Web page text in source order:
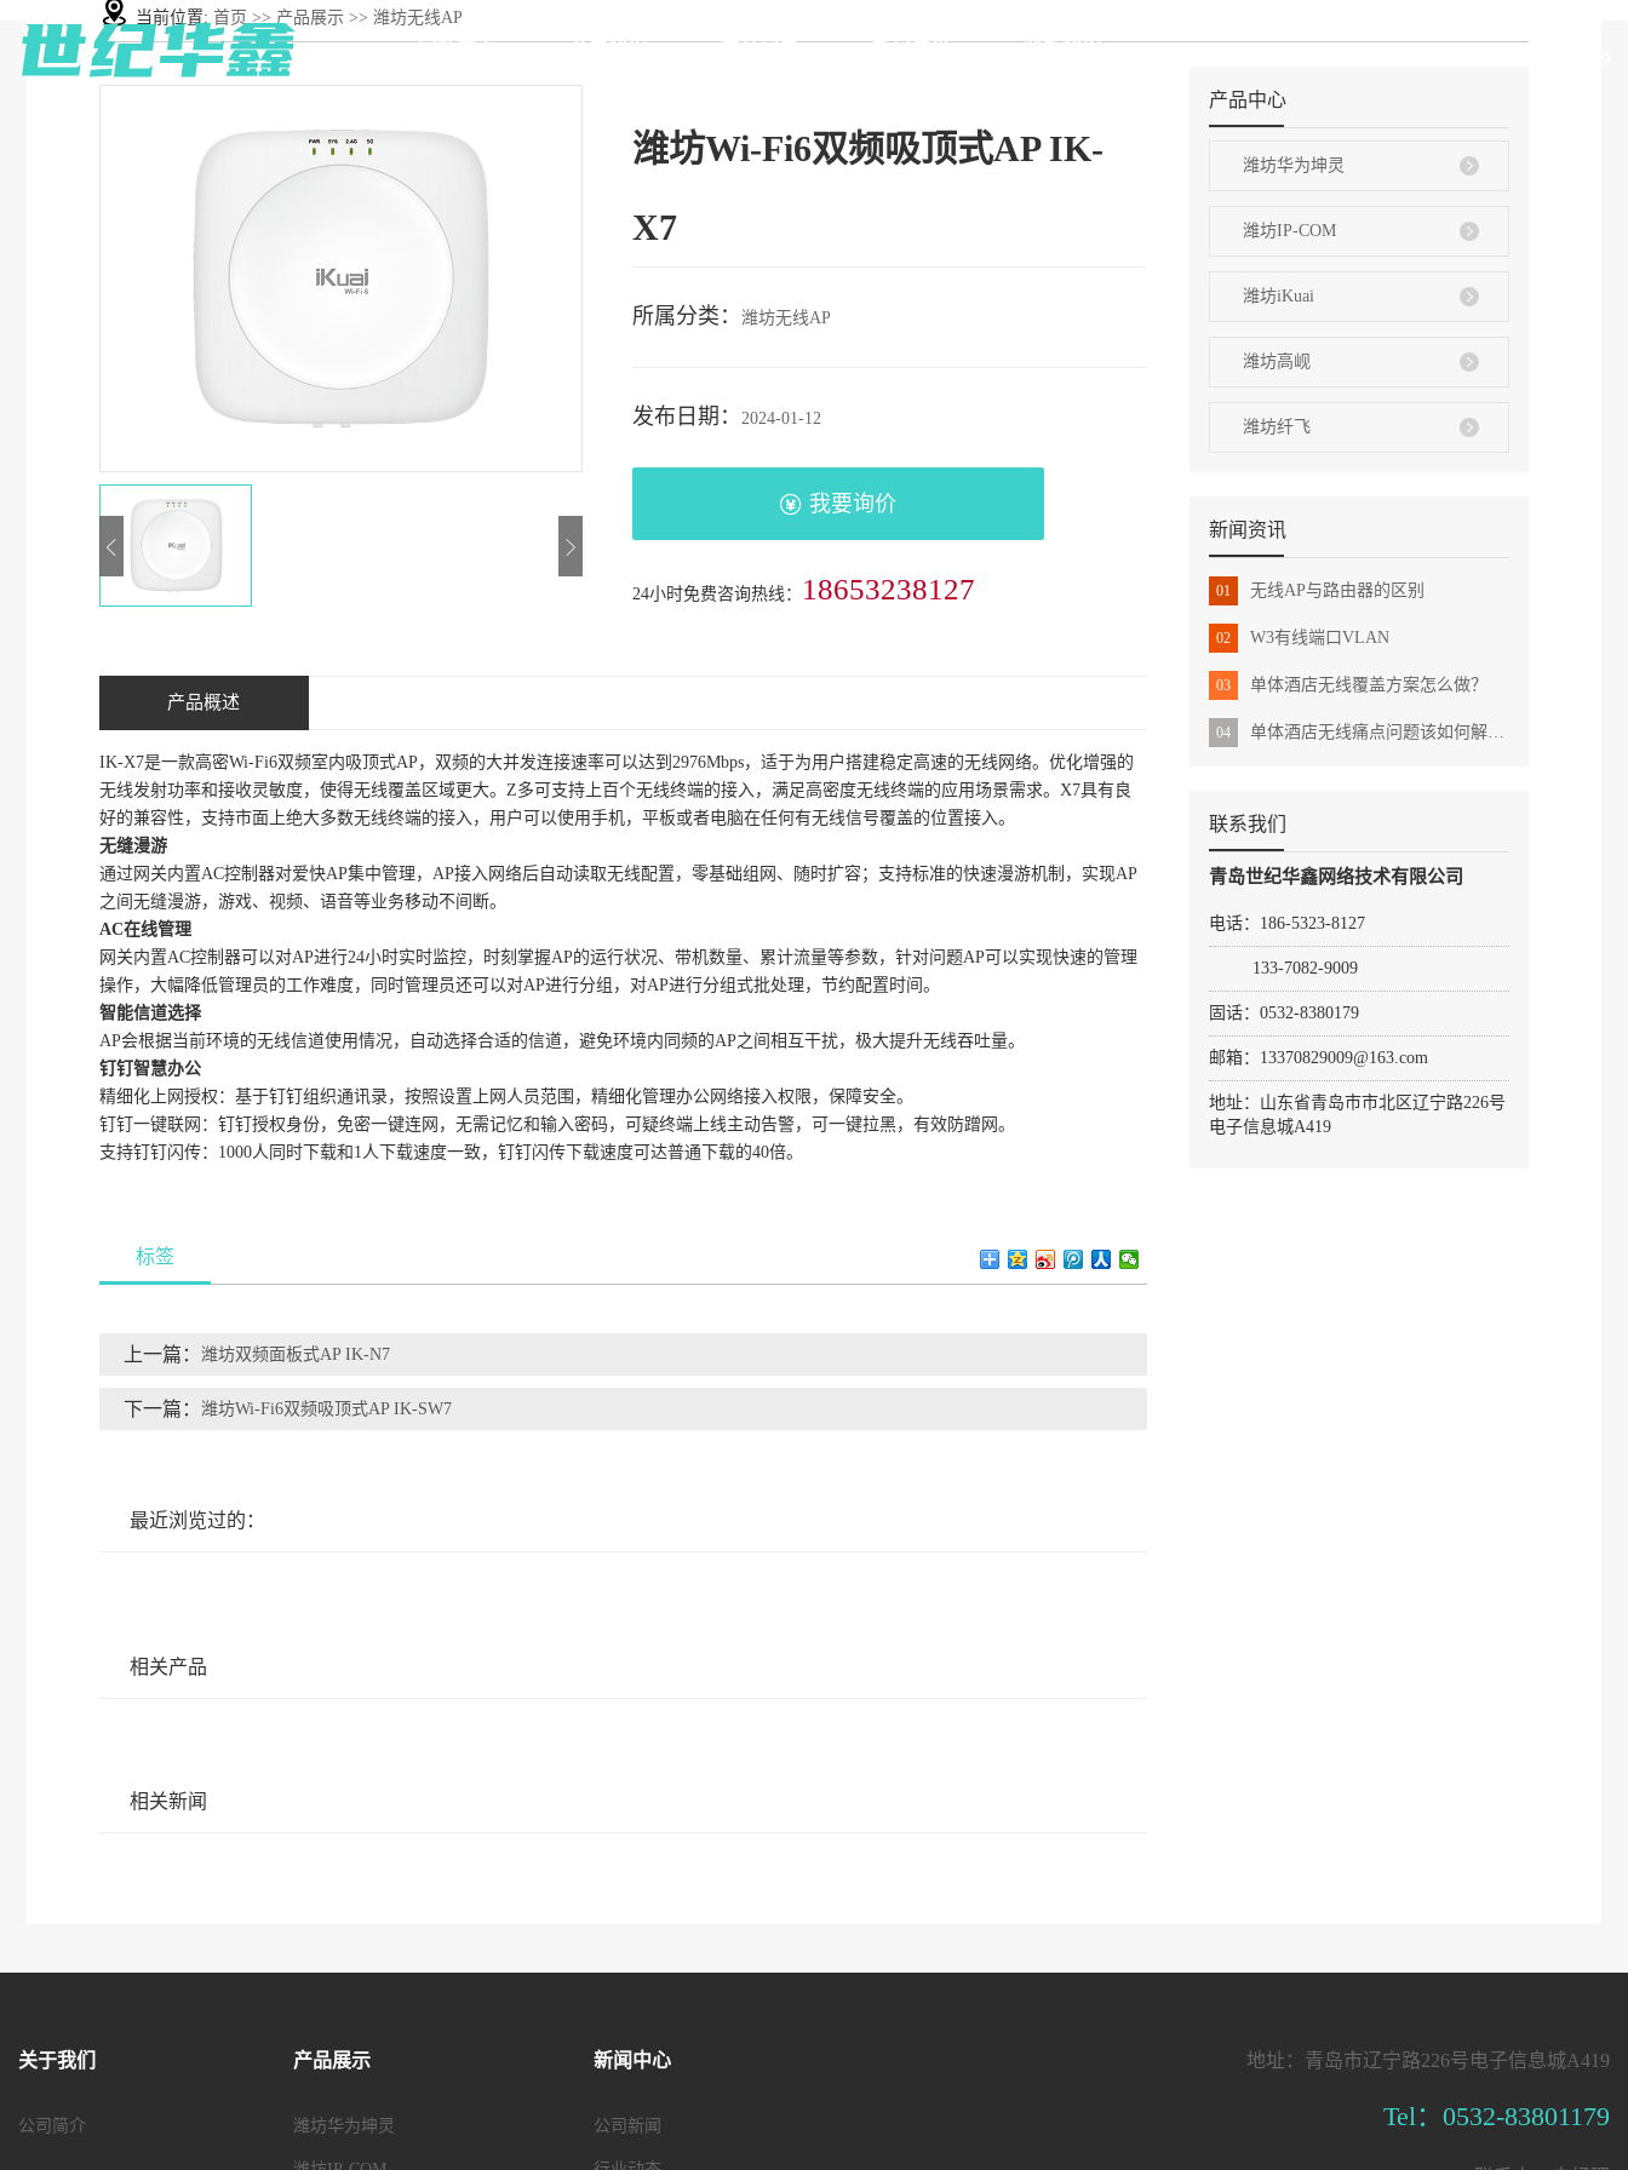
网站首页 关于我们 产品展示 新闻资讯 联系我们
当前位置: 首页 >> 产品展示 >> 潍坊无线AP
产品中心
潍坊华为坤灵
潍坊IP-COM
潍坊iKuai
潍坊高岘
潍坊纤飞
新闻资讯
01 无线AP与路由器的区别
02 W3有线端口VLAN
03 单体酒店无线覆盖方案怎么做？
04 单体酒店无线痛点问题该如何解决？
联系我们
青岛世纪华鑫网络技术有限公司
电话：186-5323-8127
133-7082-9009
固话：0532-8380179
邮箱：13370829009@163.com
地址：山东省青岛市市北区辽宁路226号
电子信息城A419
潍坊Wi-Fi6双频吸顶式AP IK-
X7
所属分类： 潍坊无线AP
发布日期： 2024-01-12
我要询价
24小时免费咨询热线： 18653238127
产品概述
IK-X7是一款高密Wi-Fi6双频室内吸顶式AP，双频的大并发连接速率可以达到2976Mbps，适于为用户搭建稳定高速的无线网络。优化增强的
无线发射功率和接收灵敏度，使得无线覆盖区域更大。Z多可支持上百个无线终端的接入，满足高密度无线终端的应用场景需求。X7具有良
好的兼容性，支持市面上绝大多数无线终端的接入，用户可以使用手机，平板或者电脑在任何有无线信号覆盖的位置接入。
无缝漫游
通过网关内置AC控制器对爱快AP集中管理，AP接入网络后自动读取无线配置，零基础组网、随时扩容；支持标准的快速漫游机制，实现AP
之间无缝漫游，游戏、视频、语音等业务移动不间断。
AC在线管理
网关内置AC控制器可以对AP进行24小时实时监控，时刻掌握AP的运行状况、带机数量、累计流量等参数，针对问题AP可以实现快速的管理
操作，大幅降低管理员的工作难度，同时管理员还可以对AP进行分组，对AP进行分组式批处理，节约配置时间。
智能信道选择
AP会根据当前环境的无线信道使用情况，自动选择合适的信道，避免环境内同频的AP之间相互干扰，极大提升无线吞吐量。
钉钉智慧办公
精细化上网授权：基于钉钉组织通讯录，按照设置上网人员范围，精细化管理办公网络接入权限，保障安全。
钉钉一键联网：钉钉授权身份，免密一键连网，无需记忆和输入密码，可疑终端上线主动告警，可一键拉黑，有效防蹭网。
支持钉钉闪传：1000人同时下载和1人下载速度一致，钉钉闪传下载速度可达普通下载的40倍。
标签
上一篇： 潍坊双频面板式AP IK-N7
下一篇： 潍坊Wi-Fi6双频吸顶式AP IK-SW7
最近浏览过的：
相关产品
相关新闻
关于我们
公司简介
产品展示
潍坊华为坤灵
新闻中心
公司新闻
地址：青岛市辽宁路226号电子信息城A419
Tel：0532-83801179